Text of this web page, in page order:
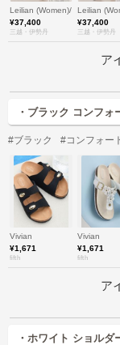
Leilian (Women)/レリアン
¥37,400
三越・伊勢丹
Leilian
¥37,400
三越・伊勢丹
ア
・ブラック コンフォ
#ブラック #コンフォー
Vivian
¥1,671
fifth
Vivian
¥1,671
fifth
ア
・ホワイト ショルダ